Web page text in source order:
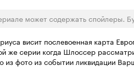
может содержать спойлеры.
висит послевоенная карта
же серии когда Шлоссер
из фото из событии ликвидации